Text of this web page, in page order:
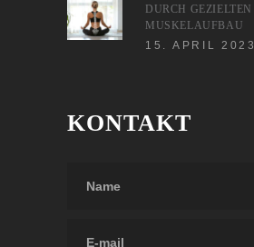
DURCH GEZIELTEN
MUSKELAUFBAU
15. APRIL 2023
KONTAKT